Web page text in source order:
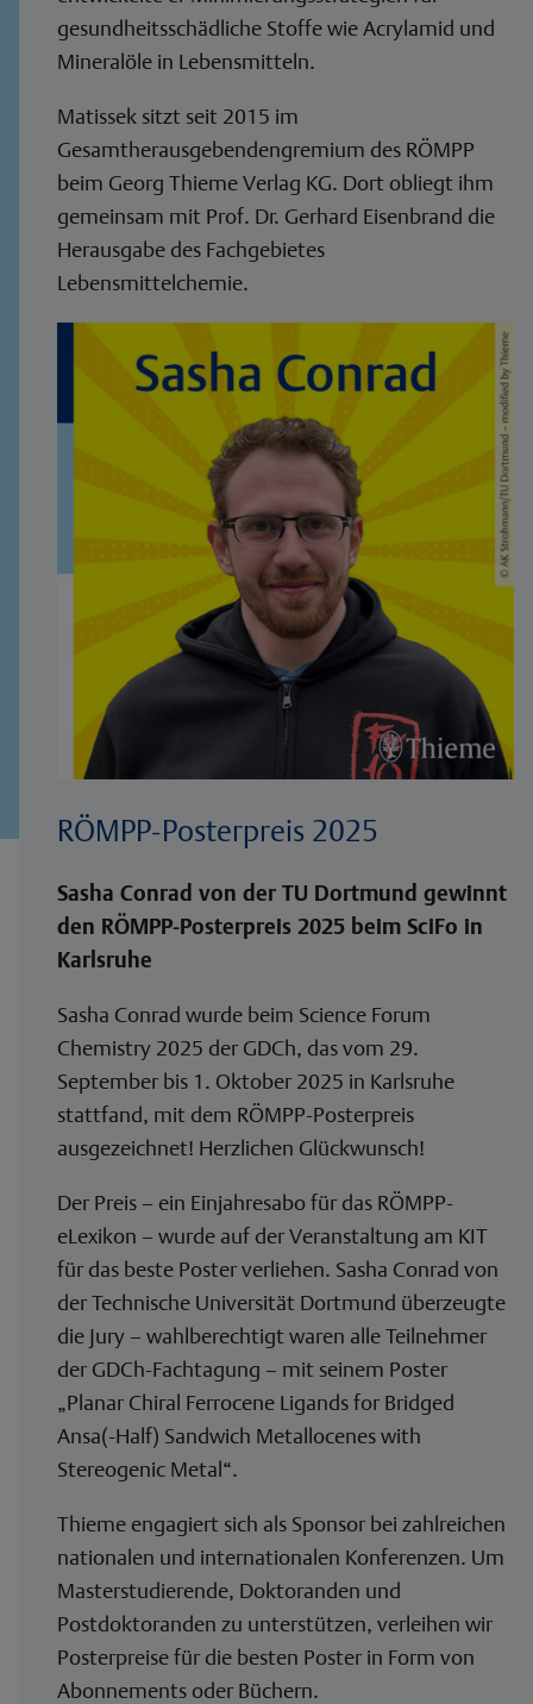
gesundheitsschädliche Stoffe wie Acrylamid und
Mineralöle in Lebensmitteln.
Matissek sitzt seit 2015 im
Gesamtherausgebendengremium des RÖMPP
beim Georg Thieme Verlag KG. Dort obliegt ihm
gemeinsam mit Prof. Dr. Gerhard Eisenbrand die
Herausgabe des Fachgebietes
Lebensmittelchemie.
RÖMPP-Posterpreis 2025
Sasha Conrad von der TU Dortmund gewinnt
den RÖMPP-Posterpreis 2025 beim SciFo in
Karlsruhe
Sasha Conrad wurde beim Science Forum
Chemistry 2025 der GDCh, das vom 29.
September bis 1. Oktober 2025 in Karlsruhe
stattfand, mit dem RÖMPP-Posterpreis
ausgezeichnet! Herzlichen Glückwunsch!
Der Preis – ein Einjahresabo für das RÖMPP-
eLexikon – wurde auf der Veranstaltung am KIT
für das beste Poster verliehen. Sasha Conrad von
der Technische Universität Dortmund überzeugte
die Jury – wahlberechtigt waren alle Teilnehmer
der GDCh-Fachtagung – mit seinem Poster
„Planar Chiral Ferrocene Ligands for Bridged
Ansa(-Half) Sandwich Metallocenes with
Stereogenic Metal“.
Thieme engagiert sich als Sponsor bei zahlreichen
nationalen und internationalen Konferenzen. Um
Masterstudierende, Doktoranden und
Postdoktoranden zu unterstützen, verleihen wir
Posterpreise für die besten Poster in Form von
Abonnements oder Büchern.